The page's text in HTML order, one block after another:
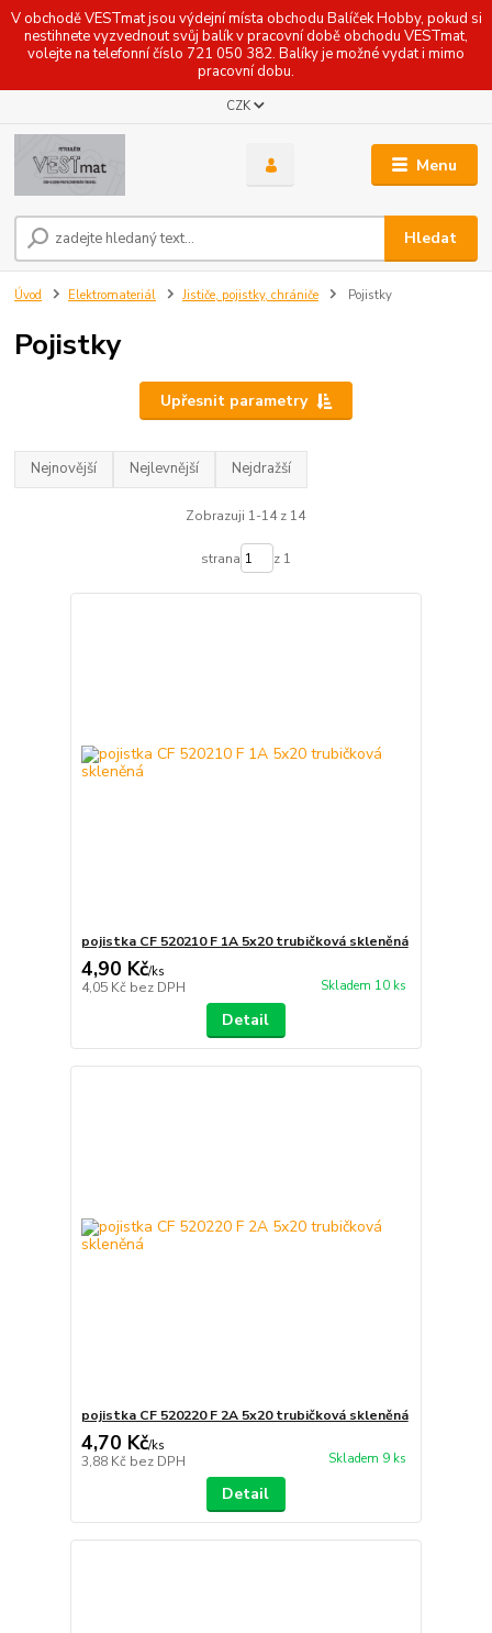
V obchodě VESTmat jsou výdejní místa obchodu Balíček Hobby, pokud si
nestihnete vyzvednout svůj balík v pracovní době obchodu VESTmat,
volejte na telefonní číslo 721 050 382. Balíky je možné vydat i mimo
pracovní dobu.
Menu
CZK
Hledat
Úvod Elektromateriál Jističe, pojistky, chrániče Pojistky
Pojistky
Upřesnit parametry
Nejnovější Nejlevnější Nejdražší
Zobrazuji 1-14 z 14
strana z 1
pojistka CF 520210 F 1A 5x20 trubičková skleněná
4,90 Kč/ks
4,05 Kč bez DPH Skladem 10 ks
Detail
pojistka CF 520220 F 2A 5x20 trubičková skleněná
4,70 Kč/ks
3,88 Kč bez DPH Skladem 9 ks
Detail